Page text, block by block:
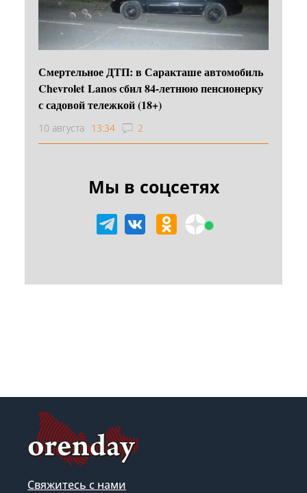
Смертельное ДТП: в Саракташе автомобиль
Chevrolet Lanos сбил 84-летнюю пенсионерку
с садовой тележкой (18+)
10 августа 13:34 2
Мы в соцсетях
Свяжитесь с нами